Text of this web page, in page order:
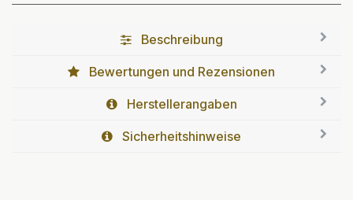
Beschreibung
Bewertungen und Rezensionen
Herstellerangaben
Sicherheitshinweise